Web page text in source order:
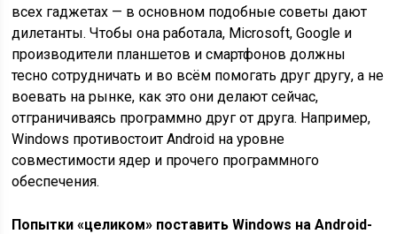
всех гаджетах — в основном подобные советы дают
дилетанты. Чтобы она работала, Microsoft, Google и
производители планшетов и смартфонов должны
тесно сотрудничать и во всём помогать друг другу, а не
воевать на рынке, как это они делают сейчас,
отграничиваясь программно друг от друга. Например,
Windows противостоит Android на уровне
совместимости ядер и прочего программного
обеспечения.
Попытки «целиком» поставить Windows на Android-